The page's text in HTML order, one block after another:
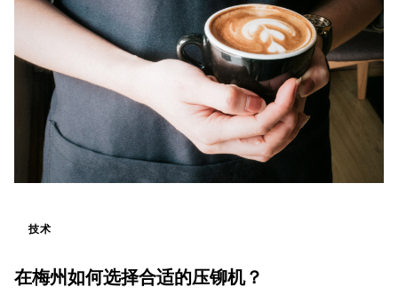
技术
在梅州如何选择合适的压铆机？